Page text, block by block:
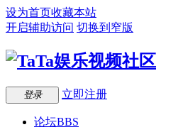
设为首页收藏本站
开启辅助访问 切换到窄版
登录 立即注册
论坛BBS